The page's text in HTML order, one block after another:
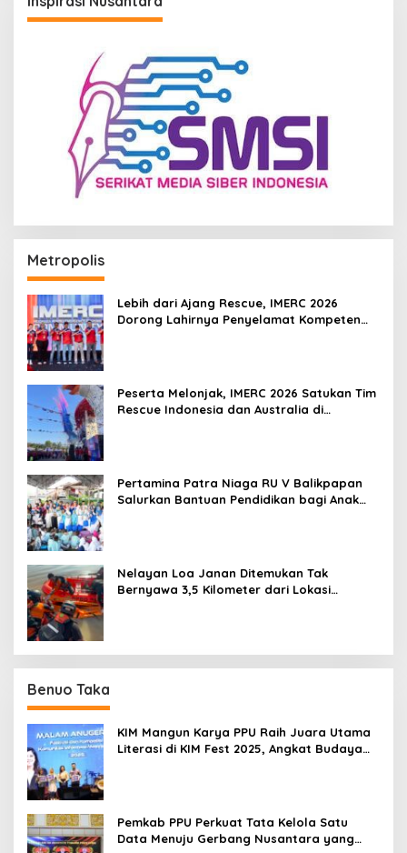
Metropolis
Lebih dari Ajang Rescue, IMERC 2026
Dorong Lahirnya Penyelamat Kompeten
Peserta Melonjak, IMERC 2026 Satukan Tim
Rescue Indonesia dan Australia di
Pertamina Patra Niaga RU V Balikpapan
Salurkan Bantuan Pendidikan bagi Anak
Nelayan Loa Janan Ditemukan Tak
Bernyawa 3,5 Kilometer dari Lokasi
Benuo Taka
KIM Mangun Karya PPU Raih Juara Utama
Literasi di KIM Fest 2025, Angkat Budaya
Pemkab PPU Perkuat Tata Kelola Satu
Data Menuju Gerbang Nusantara yang